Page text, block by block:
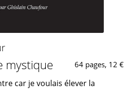
mystique 64 pages, 12 €
car je voulais élever la